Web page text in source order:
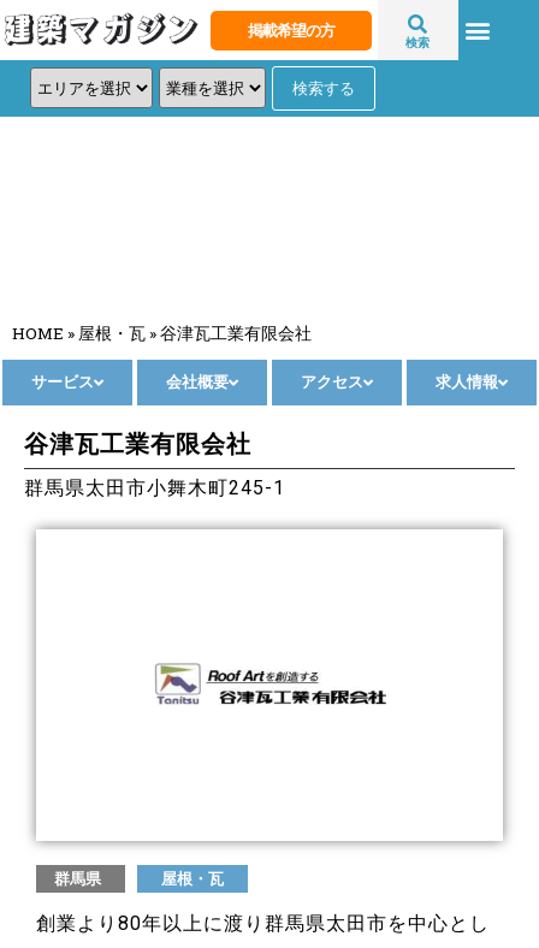
掲載希望の方
検索
HOME » 屋根・瓦 »谷津瓦工業有限会社
サービス 会社概要 アクセス 求人情報
谷津瓦工業有限会社
群馬県太田市小舞木町245-1
群馬県 屋根・瓦
創業より80年以上に渡り群馬県太田市を中心とし